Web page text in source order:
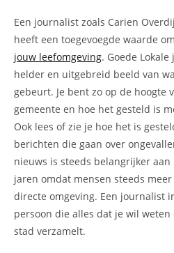
Een journalist zoals Carien
heeft een toegevoegde waarde
jouw leefomgeving. Goede
helder en uitgebreid beeld van
gebeurt. Je bent zo op de hoogte
gemeente en hoe het gesteld is
Ook lees of zie je hoe het is
berichten die gaan over
nieuws is steeds belangrijker
jaren omdat mensen steeds
directe omgeving. Een journalist
persoon die alles dat je wil
stad verzamelt.